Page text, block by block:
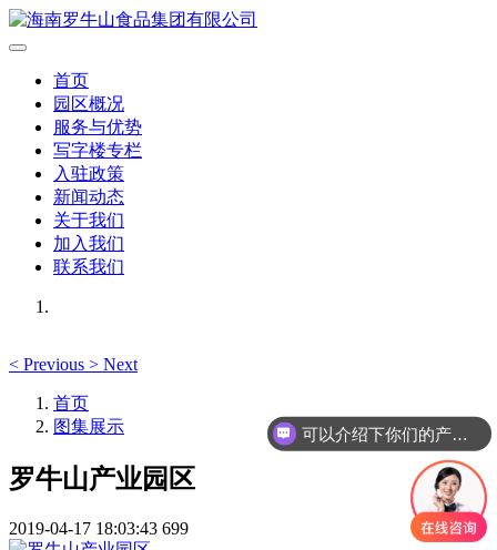
首页
园区概况
服务与优势
写字楼专栏
入驻政策
新闻动态
关于我们
加入我们
联系我们
< Previous > Next
首页
图集展示
罗牛山产业园区
2019-04-17 18:03:43 699
可以介绍下你们的产品么